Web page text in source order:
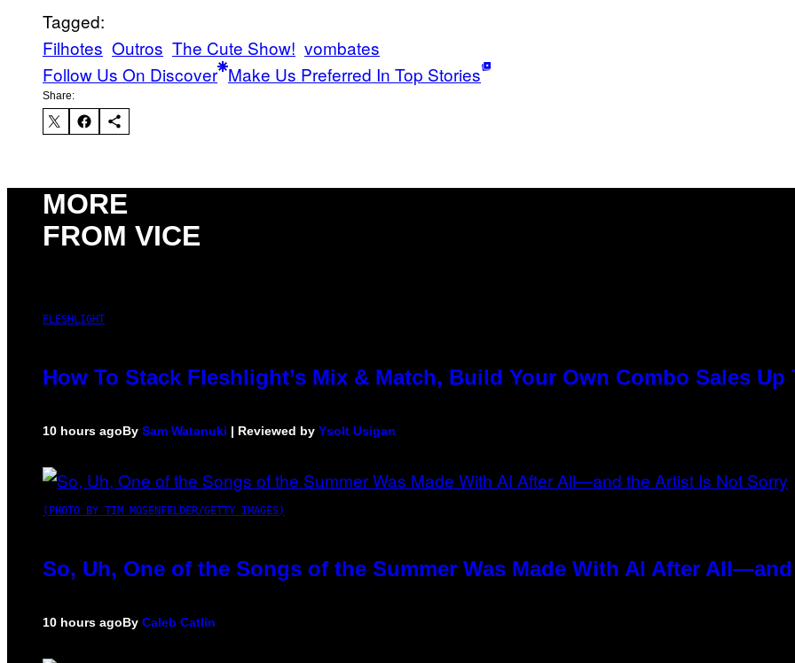
Tagged:
Filhotes Outros The Cute Show! vombates
Follow Us On Discover Make Us Preferred In Top Stories
Share:
MORE
FROM VICE
FLESHLIGHT
How To Stack Fleshlight’s Mix & Match, Build Your Own Combo Sales Up
10 hours agoBy Sam Watanuki | Reviewed by Ysolt Usigan
(PHOTO BY TIM MOSENFELDER/GETTY IMAGES)
So, Uh, One of the Songs of the Summer Was Made With AI After
10 hours agoBy Caleb Catlin